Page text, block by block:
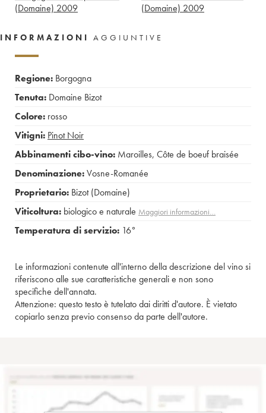
(Domaine) 2009
(Domaine) 2009
INFORMAZIONI AGGIUNTIVE
Regione: Borgogna
Tenuta: Domaine Bizot
Colore: rosso
Vitigni: Pinot Noir
Abbinamenti cibo-vino: Maroilles, Côte de boeuf braisée
Denominazione:Vosne-Romanée
Proprietario: Bizot (Domaine)
Viticoltura: biologico e naturale Maggiori informazioni…
Temperatura di servizio: 16°
Le informazioni contenute all'interno della descrizione del vino si
riferiscono alle sue caratteristiche generali e non sono
specifiche dell'annata.
Attenzione: questo testo è tutelato dai diritti d'autore. È vietato
copiarlo senza previo consenso da parte dell'autore.